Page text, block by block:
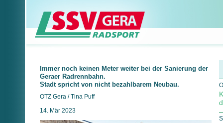
Immer noch keinen Meter weiter bei der Sanierung der
Geraer Radrennbahn.
Stadt spricht von nicht bezahlbarem Neubau.
OTZ Gera / Tina Puff
14. Mär 2023